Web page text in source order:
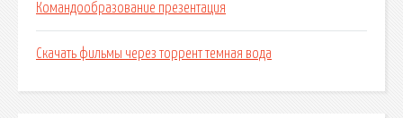
Командообразование презентация
Скачать фильмы через торрент темная вода